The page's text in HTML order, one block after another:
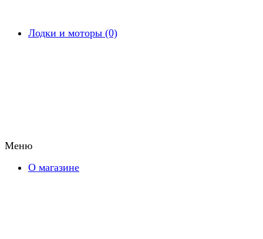
Лодки и моторы (0)
Меню
О магазине